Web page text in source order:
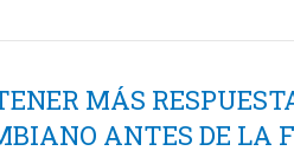
MÁS
ANTES DE LA